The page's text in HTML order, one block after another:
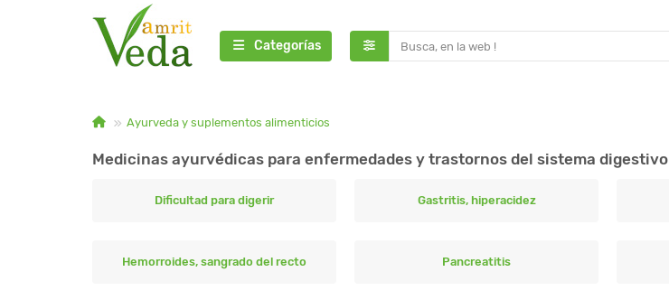
Categorías
Ayurveda y suplementos alimenticios
Medicinas ayurvédicas para enfermedades y trastornos del sistema digestivo
Dificultad para digerir Gastritis, hiperacidez
Hemorroides, sangrado del recto Pancreatitis